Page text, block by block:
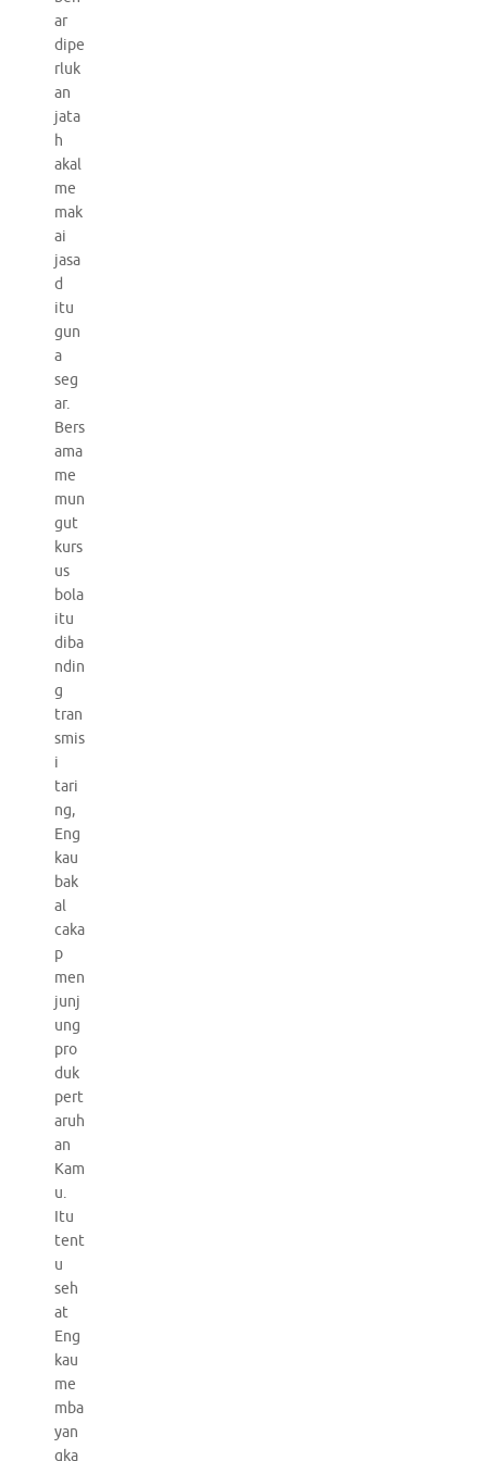
ar
dipe
rluk
an
jata
h
akal
me
mak
ai
jasa
d
itu
gun
a
seg
ar.
Bers
ama
me
mun
gut
kurs
us
bola
itu
diba
ndin
g
tran
smis
i
tari
ng,
Eng
kau
bak
al
caka
p
men
junj
ung
pro
duk
pert
aruh
an
Kam
u.
Itu
tent
u
seh
at
Eng
kau
me
mba
yan
gka